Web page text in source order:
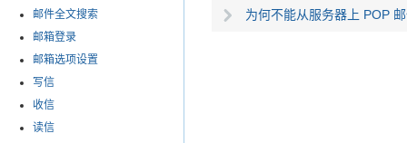
邮件全文搜索
邮箱登录
邮箱选项设置
写信
收信
读信
为何不能从服务器上 POP